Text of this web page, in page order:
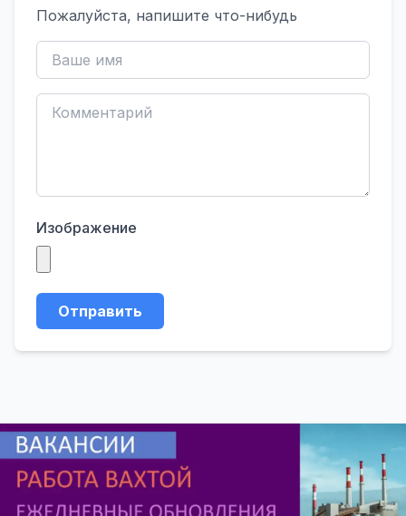
Пожалуйста, напишите что-нибудь
Изображение
Отправить